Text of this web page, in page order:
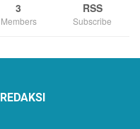
3
Members
RSS
Subscribe
REDAKSI